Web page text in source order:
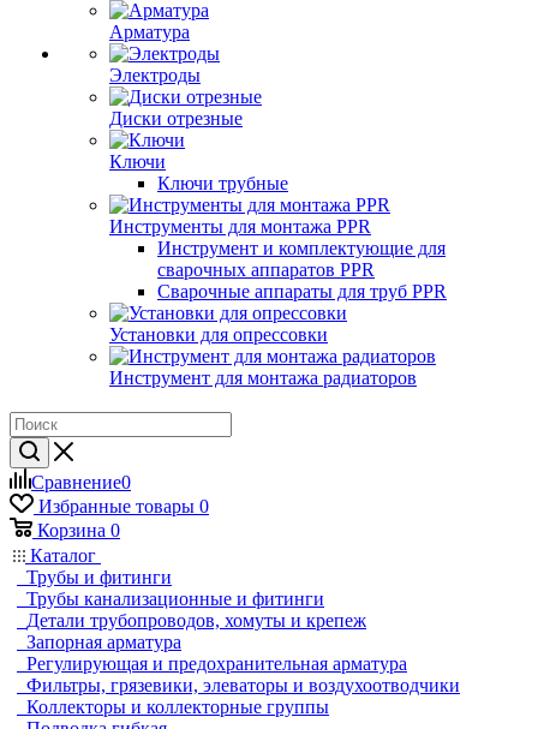
Арматура
Электроды
Диски отрезные
Ключи
Ключи трубные
Инструменты для монтажа PPR
Инструмент и комплектующие для
сварочных аппаратов PPR
Сварочные аппараты для труб PPR
Установки для опрессовки
Инструмент для монтажа радиаторов
Сравнение0
Избранные товары 0
Корзина 0
Каталог
Трубы и фитинги
Трубы канализационные и фитинги
Детали трубопроводов, хомуты и крепеж
Запорная арматура
Регулирующая и предохранительная арматура
Фильтры, грязевики, элеваторы и воздухоотводчики
Коллекторы и коллекторные группы